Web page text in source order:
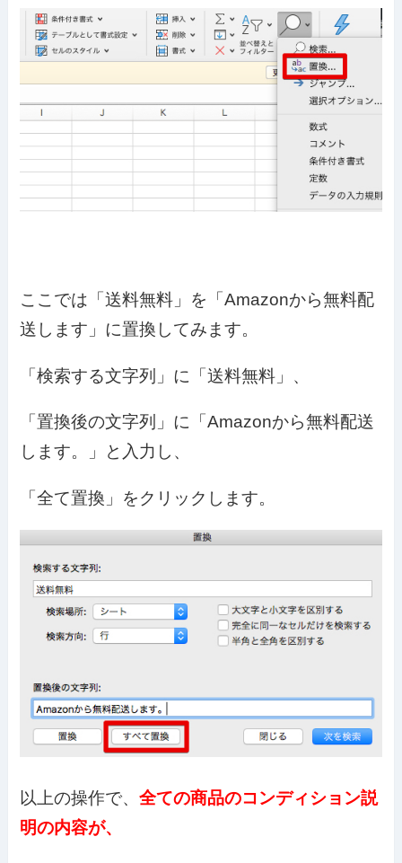
ここでは「送料無料」を「Amazonから無料配
送します」に置換してみます。
「検索する文字列」に「送料無料」、
「置換後の文字列」に「Amazonから無料配送
します。」と入力し、
「全て置換」をクリックします。
以上の操作で、全ての商品のコンディション説
明の内容が、